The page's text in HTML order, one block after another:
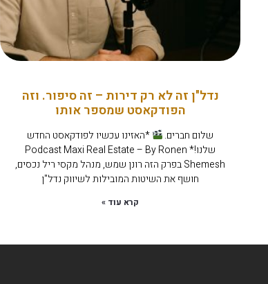
נדל"ן זה לא רק דירות – זה סיפור. וזה
הפודקאסט שמספר אותו
שלום חברים.
*האזינו עכשיו לפודקאסט החדש
שלנו!* Podcast Maxi Real Estate – By Ronen
Shemesh בפרק הזה רונן שמש, מנהל מקסי ריל נכסים,
חושף את השיטות המובילות לשיווק נדל"ן
קרא עוד »